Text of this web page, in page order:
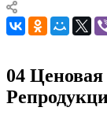
04